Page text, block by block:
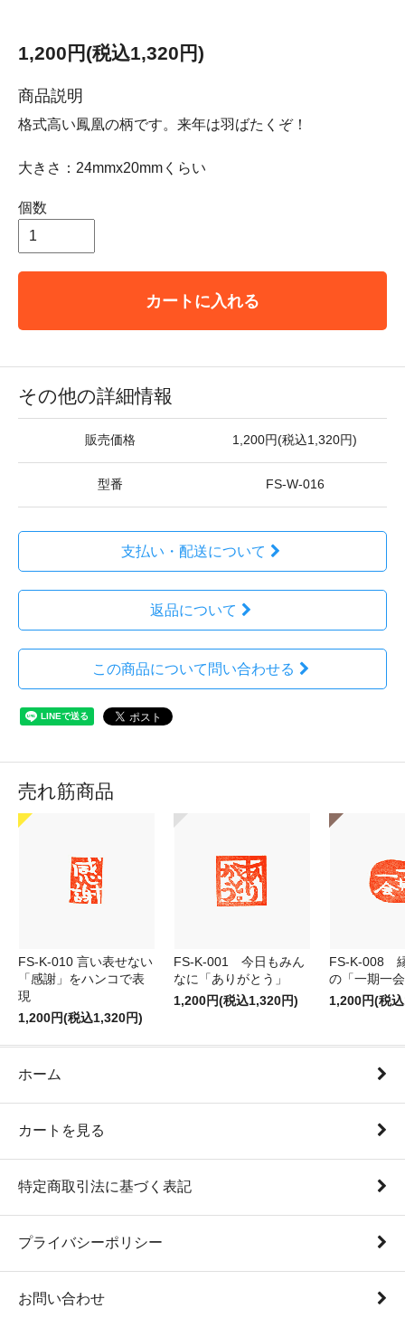
1,200円(税込1,320円)
商品説明
格式高い鳳凰の柄です。来年は羽ばたくぞ！
大きさ：24mmx20mmくらい
個数
カートに入れる
その他の詳細情報
販売価格 1,200円(税込1,320円)
型番 FS-W-016
支払い・配送について
返品について
この商品について問い合わせる
売れ筋商品
FS-K-010 言い表せない
「感謝」をハンコで表
現
1,200円(税込1,320円)
FS-K-001 今日もみん
なに「ありがとう」
1,200円(税込1,320円)
FS-K-008
の「一期一
1,200円(税
ホーム
カートを見る
特定商取引法に基づく表記
プライバシーポリシー
お問い合わせ